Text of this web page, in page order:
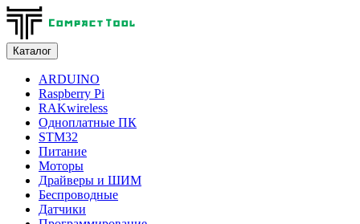
Каталог
ARDUINO
Raspberry Pi
RAKwireless
Одноплатные ПК
STM32
Питание
Моторы
Драйверы и ШИМ
Беспроводные
Датчики